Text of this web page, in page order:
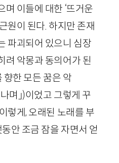
며 이들에 대한 ‘뜨거운
원이 된다. 하지만 존재
파괴되어 있으니 심장
려 악몽과 동의어가 된
향한 모든 꿈은 악
며」)이었고 그렇게 꾸
렇게, 오래된 노래를 부
안 조금 잠을 자면서 얻